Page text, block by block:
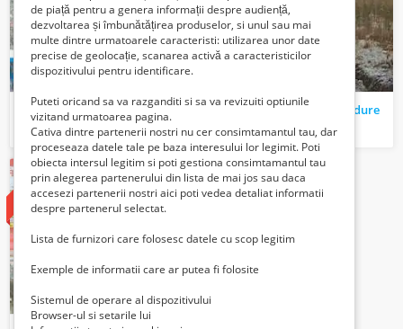
Vand bunuri mobile Autoutilitare
11000 Lei
Vand teren extravilan Padure
19610 Euro €
vândut
de piață pentru a genera informații despre audiență,
dezvoltarea și îmbunătățirea produselor, si unul sau mai
multe dintre urmatoarele caracteristi: utilizarea unor date
precise de geolocație, scanarea activă a caracteristicilor
dispozitivului pentru identificare.
Puteti oricand sa va razganditi si sa va revizuiti optiunile
vizitand urmatoarea pagina.
Cativa dintre partenerii nostri nu cer consimtamantul tau, dar
proceseaza datele tale pe baza interesului lor legimit. Poti
obiecta intersul legitim si poti gestiona consimtamantul tau
prin alegerea partenerului din lista de mai jos sau daca
accesezi partenerii nostri aici poti vedea detaliat informatii
despre partenerul selectat.
Lista de furnizori care folosesc datele cu scop legitim
Exemple de informatii care ar putea fi folosite
Sistemul de operare al dispozitivului
Browser-ul si setarile lui